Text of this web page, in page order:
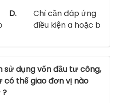
D.
Chỉ cần đáp ứng
điều kiện a hoặc b
sử dụng vốn đầu tư công,
thể giao đơn vị nào
?